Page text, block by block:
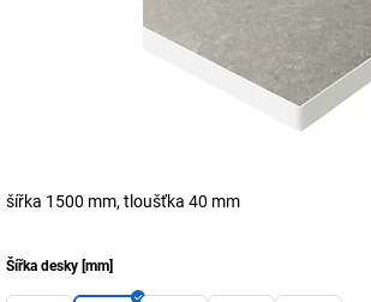
šířka 1500 mm, tloušťka 40 mm
Šířka desky [mm]